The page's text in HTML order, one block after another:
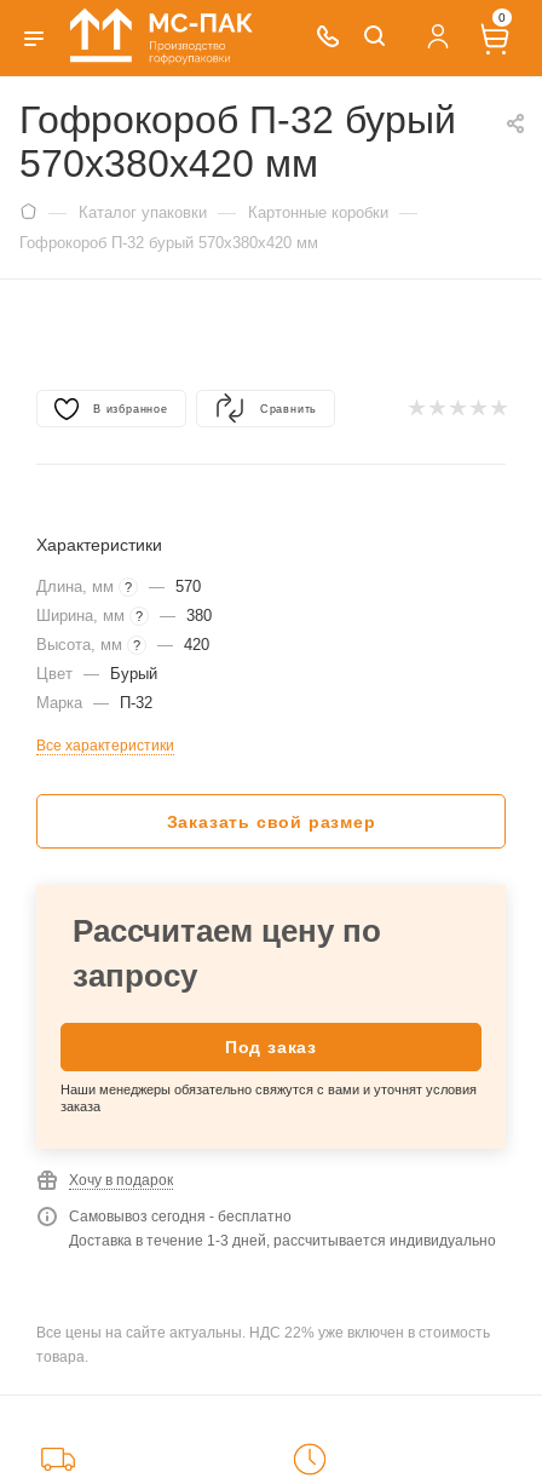
0
Гофрокороб П-32 бурый
570х380х420 мм
— Каталог упаковки — Картонные коробки —
Гофрокороб П-32 бурый 570х380х420 мм
В избранное Сравнить
Характеристики
Длина, мм ? — 570
Ширина, мм
? — 380
Высота, мм
? — 420
Цвет —
Бурый
Марка — П-32
Все характеристики
Заказать свой размер
Рассчитаем цену по
запросу
Под заказ
Наши менеджеры обязательно свяжутся с вами и уточнят условия
заказа
Хочу в подарок
Самовывоз сегодня - бесплатно
Доставка в течение 1-3 дней, рассчитывается индивидуально
Все цены на сайте актуальны. НДС 22% уже включен в стоимость
товара.